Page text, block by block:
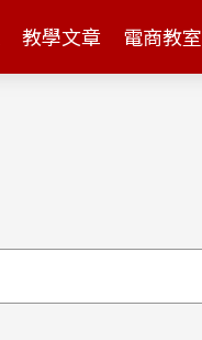
教學文章 電商教室